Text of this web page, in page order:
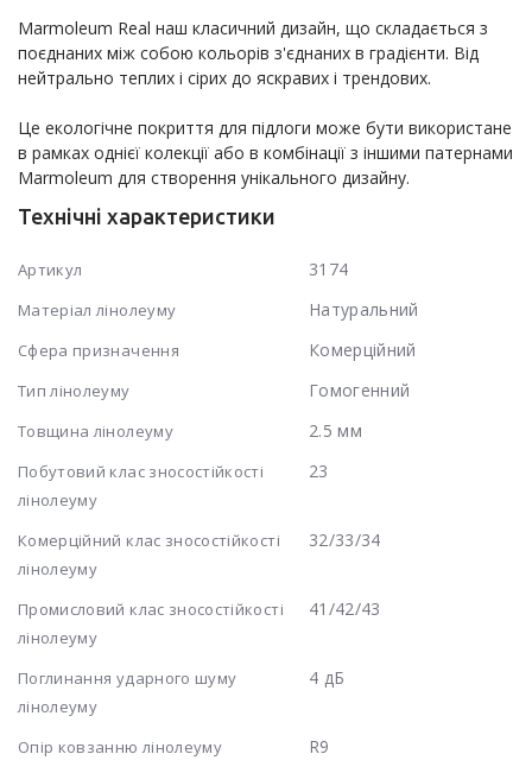
Marmoleum Real наш класичний дизайн, що складається з
поєднаних між собою кольорів з'єднаних в градієнти. Від
нейтрально теплих і сірих до яскравих і трендових.
Це екологічне покриття для підлоги може бути використане
в рамках однієї колекції або в комбінації з іншими патернами
Marmoleum для створення унікального дизайну.
Технічні характеристики
Артикул 3174
Матеріал лінолеуму Натуральний
Сфера призначення Комерційний
Тип лінолеуму Гомогенний
Товщина лінолеуму 2.5 мм
Побутовий клас зносостійкості
лінолеуму
23
Комерційний клас зносостійкості
лінолеуму
32/33/34
Промисловий клас зносостійкості
лінолеуму
41/42/43
Поглинання ударного шуму
лінолеуму
4 дБ
Опір ковзанню лінолеуму R9